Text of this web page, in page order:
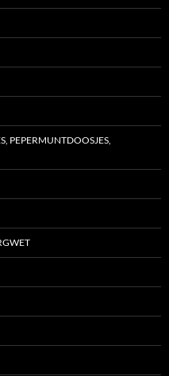
PEPERMUNTDOOSJES,